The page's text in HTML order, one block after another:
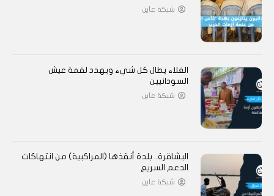
شبكة عاين
الغلاء يطال كل شيء ويهدد لقمة عيش
السودانيين
شبكة عاين
البشاقرة.. بلدة أنقذها (المراكبية) من انتهاكات
الدعم السريع
شبكة عاين